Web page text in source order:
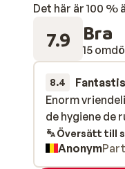
Det här är 100
7.9 Bra
15
8.4
Enorm
de hygiene de
Enorm
de hygiene de
Översätt till
Anonym